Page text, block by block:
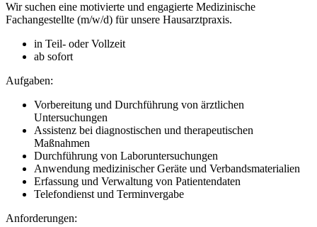
Wir suchen eine motivierte und engagierte Medizinische
Fachangestellte (m/w/d) für unsere Hausarztpraxis.
in Teil- oder Vollzeit
ab sofort
Aufgaben:
Vorbereitung und Durchführung von ärztlichen
Untersuchungen
Assistenz bei diagnostischen und therapeutischen
Maßnahmen
Durchführung von Laboruntersuchungen
Anwendung medizinischer Geräte und Verbandsmaterialien
Erfassung und Verwaltung von Patientendaten
Telefondienst und Terminvergabe
Anforderungen: